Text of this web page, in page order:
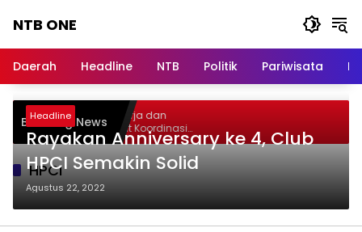
NTB ONE
dan
Berita
Lombok
Daerah Headline NTB Politik Pariwisata
Breaking News
Audiensi, Jasa Raharja dan
PANRB Perkuat Koordinasi
Kepatuhan PKB dan SWDKLLJ
HPCI
Headline
Rayakan Anniversary ke 4, Club
HPCI Semakin Solid
Agustus 22, 2022